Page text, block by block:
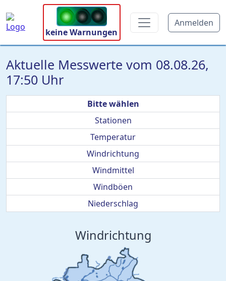
keine Warnungen
Anmelden
Aktuelle Messwerte vom 08.08.26,
17:50 Uhr
Bitte wählen
Stationen
Temperatur
Windrichtung
Windmittel
Windböen
Niederschlag
Windrichtung